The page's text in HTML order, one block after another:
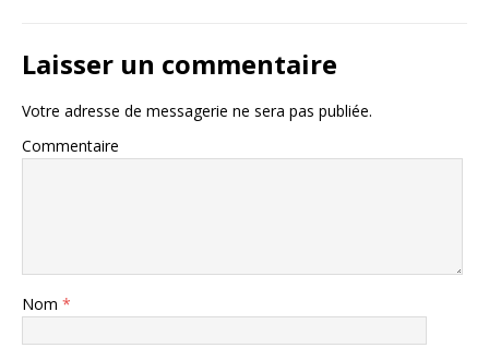
Laisser un commentaire
Votre adresse de messagerie ne sera pas publiée.
Commentaire
Nom *